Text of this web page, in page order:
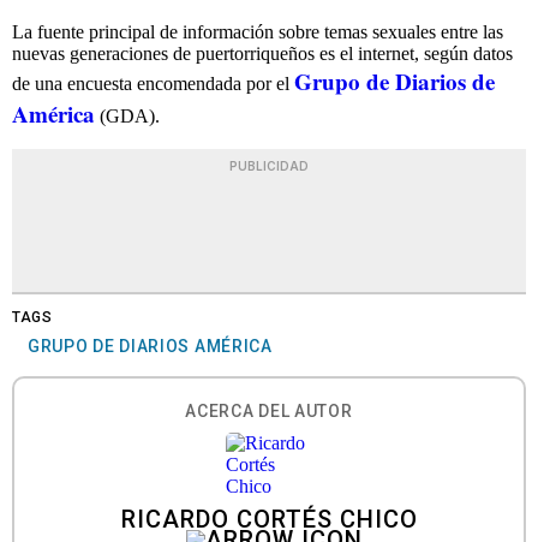
La fuente principal de información sobre temas sexuales entre las
nuevas generaciones de puertorriqueños es el internet, según datos
de una encuesta encomendada por el Grupo de Diarios de
América (GDA).
PUBLICIDAD
TAGS
GRUPO DE DIARIOS AMÉRICA
ACERCA DEL AUTOR
RICARDO CORTÉS CHICO